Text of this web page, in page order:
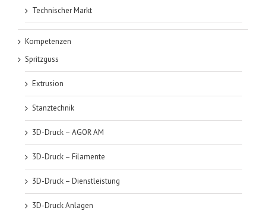
Technischer Markt
Kompetenzen
Spritzguss
Extrusion
Stanztechnik
3D-Druck – AGOR AM
3D-Druck – Filamente
3D-Druck – Dienstleistung
3D-Druck Anlagen